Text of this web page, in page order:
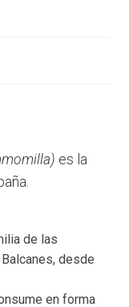
es la
de las
desde
en forma